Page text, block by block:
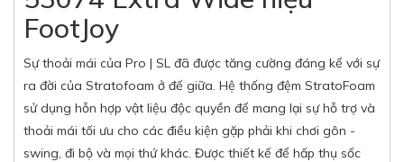
FootJoy
Sự thoải mái của Pro | SL đã được tăng cường đáng kể với sự
ra đời của Stratofoam ở đế giữa. Hệ thống đệm StratoFoam
sử dụng hỗn hợp vật liệu độc quyền để mang lại sự hỗ trợ và
thoải mái tối ưu cho các điều kiện gặp phải khi chơi gôn -
swing, đi bộ và mọi thứ khác. Được thiết kế để hấp thụ sốc